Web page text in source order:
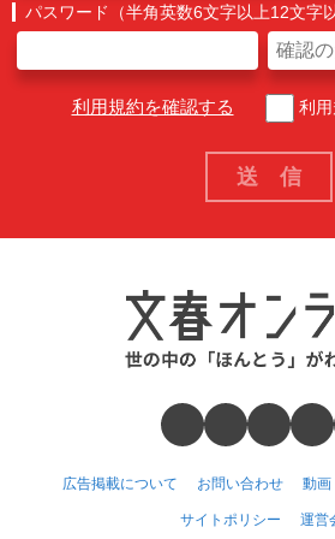
パスワード（半角英数6文字以上12文字以
利用規約を確認する 利
広告掲載について お問い合わせ 動画
サイトポリシー 運営